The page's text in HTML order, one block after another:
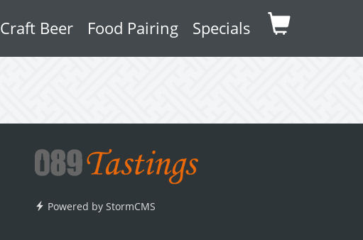
Craft Beer Food Pairing Specials
Powered by StormCMS